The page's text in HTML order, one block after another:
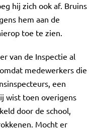
hij zich ook af. Bruins
hem aan de
toe te zien.
van de Inspectie al
medewerkers die
een
wist toen overigens
door de school,
Mocht er